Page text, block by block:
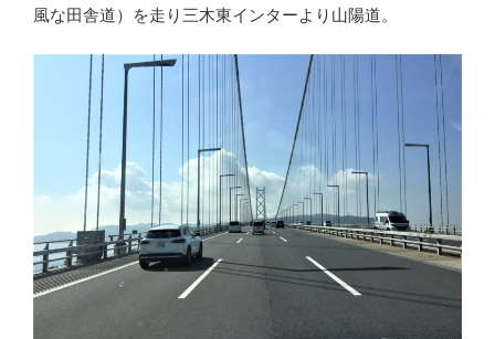
風な田舎道）を走り三木東インターより山陽道。